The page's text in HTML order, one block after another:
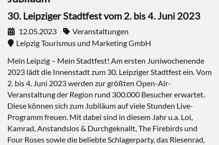
30. Leipziger Stadtfest vom 2. bis 4. Juni 2023
12.05.2023
Veranstaltungen
Leipzig Tourismus und Marketing GmbH
Mein Leipzig – Mein Stadtfest! Am ersten Juniwochenende
2023 lädt die Innenstadt zum 30. Leipziger Stadtfest ein. Vom
2. bis 4. Juni 2023 werden zur größten Open-Air-
Veranstaltung der Region rund 300.000 Besucher erwartet.
Diese können sich zum Jubiläum auf viele Stunden Live-
Programm freuen. Mit dabei sind in diesem Jahr u.a. Loi,
Kamrad, Anstandslos & Durchgeknallt, The Firebirds und
Four Roses sowie die beliebte Schlagerparty, das Riesenrad,